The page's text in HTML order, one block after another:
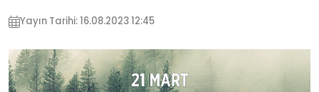
Yayın Tarihi: 16.08.2023 12:45